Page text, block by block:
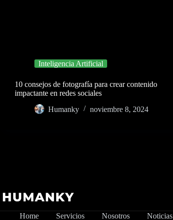
Inteligencia Artificial
10 consejos de fotografía para crear contenido
impactante en redes sociales
Humanky
noviembre 8, 2024
Home Servicios Nosotros Noticias